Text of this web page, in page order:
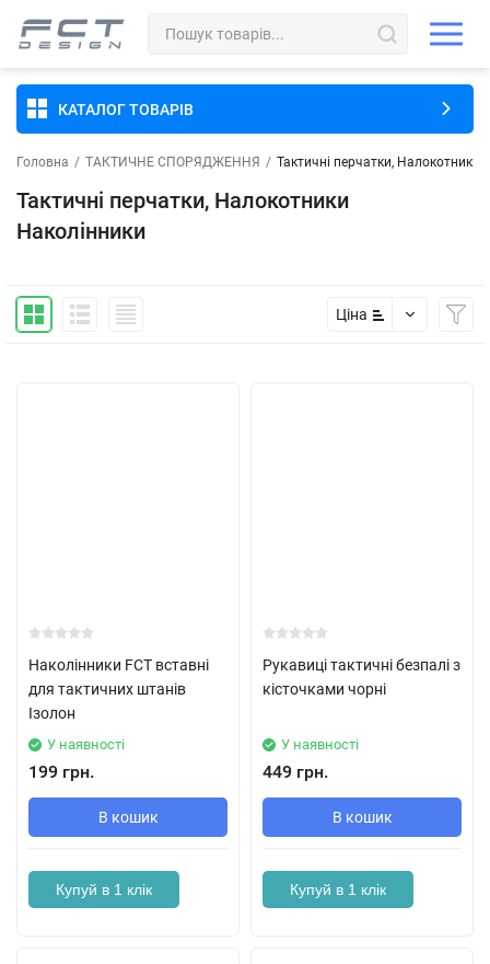
КАТАЛОГ ТОВАРІВ
Головна / ТАКТИЧНЕ СПОРЯДЖЕННЯ / Тактичні перчатки, Налокотники
Тактичні перчатки, Налокотники
Наколінники
Ціна
Наколінники FCT вставні
для тактичних штанів
Ізолон
У наявності
199 грн.
В кошик
Купуй в 1 клік
Рукавиці тактичні безпалі з
кісточками чорні
У наявності
449 грн.
В кошик
Купуй в 1 клік